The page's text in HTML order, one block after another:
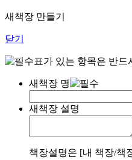
새책장 만들기
닫기
표가 있는 항목은 반드
새책장 명
새책장 설명
책장설명은 [내 책장/책